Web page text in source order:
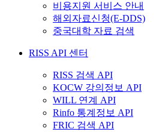
비용지원 서비스 안내
해외자료신청(E-DDS)
중국대학 자료 검색
RISS API 센터
RISS 검색 API
KOCW 강의정보 API
WILL 연계 API
Rinfo 통계정보 API
FRIC 검색 API